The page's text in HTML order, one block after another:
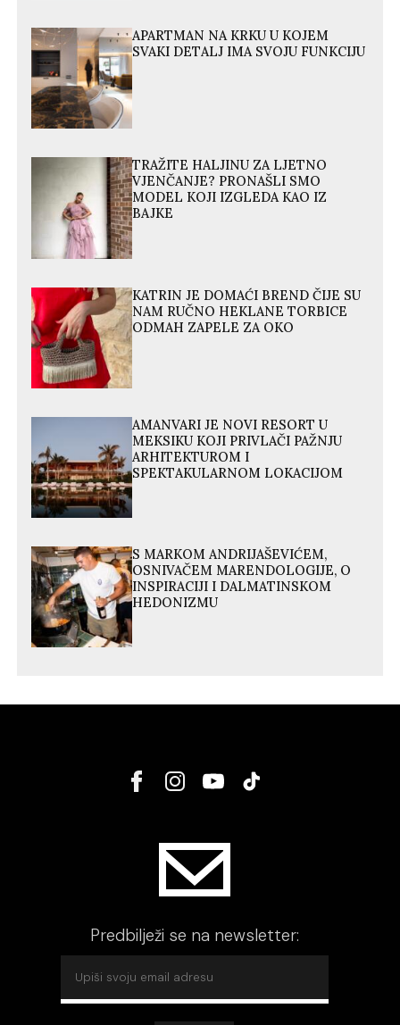
APARTMAN NA KRKU U KOJEM
SVAKI DETALJ IMA SVOJU FUNKCIJU
TRAŽITE HALJINU ZA LJETNO
VJENČANJE? PRONAŠLI SMO
MODEL KOJI IZGLEDA KAO IZ
BAJKE
KATRIN JE DOMAĆI BREND ČIJE SU
NAM RUČNO HEKLANE TORBICE
ODMAH ZAPELE ZA OKO
AMANVARI JE NOVI RESORT U
MEKSIKU KOJI PRIVLAČI PAŽNJU
ARHITEKTUROM I
SPEKTAKULARNOM LOKACIJOM
S MARKOM ANDRIJAŠEVIĆEM,
OSNIVAČEM MARENDOLOGIJE, O
INSPIRACIJI I DALMATINSKOM
HEDONIZMU
Predbilježi se na newsletter: